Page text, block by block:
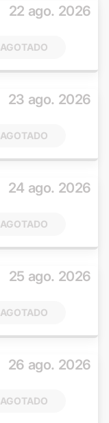
22 ago. 2026
AGOTADO
23 ago. 2026
AGOTADO
24 ago. 2026
AGOTADO
25 ago. 2026
AGOTADO
26 ago. 2026
AGOTADO